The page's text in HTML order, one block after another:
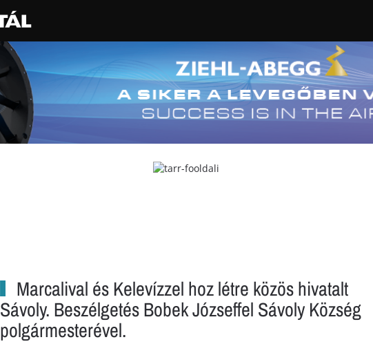
Marcalival és Kelevízzel hoz létre közös hivatalt
Sávoly. Beszélgetés Bobek Józseffel Sávoly Község
polgármesterével.